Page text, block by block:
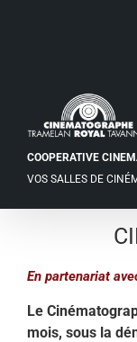
COOPERATIVE
VOS SALLES DE
En partenariat
Le
mois, sous la